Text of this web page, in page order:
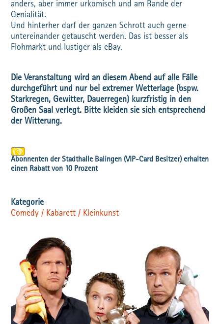
anders, aber immer urkomisch und am Rande der
Genialität.
Und hinterher darf der ganzen Schrott auch gerne
untereinander getauscht werden. Das ist besser als
Flohmarkt und lustiger als eBay.
Die Veranstaltung wird an diesem Abend auf alle Fälle
durchgeführt und nur bei extremer Wetterlage (bspw.
Starkregen, Gewitter, Dauerregen) kurzfristig in den
Großen Saal verlegt. Bitte kleiden sie sich entsprechend
der Witterung.
Comedy / Kabarett / Kleinkunst